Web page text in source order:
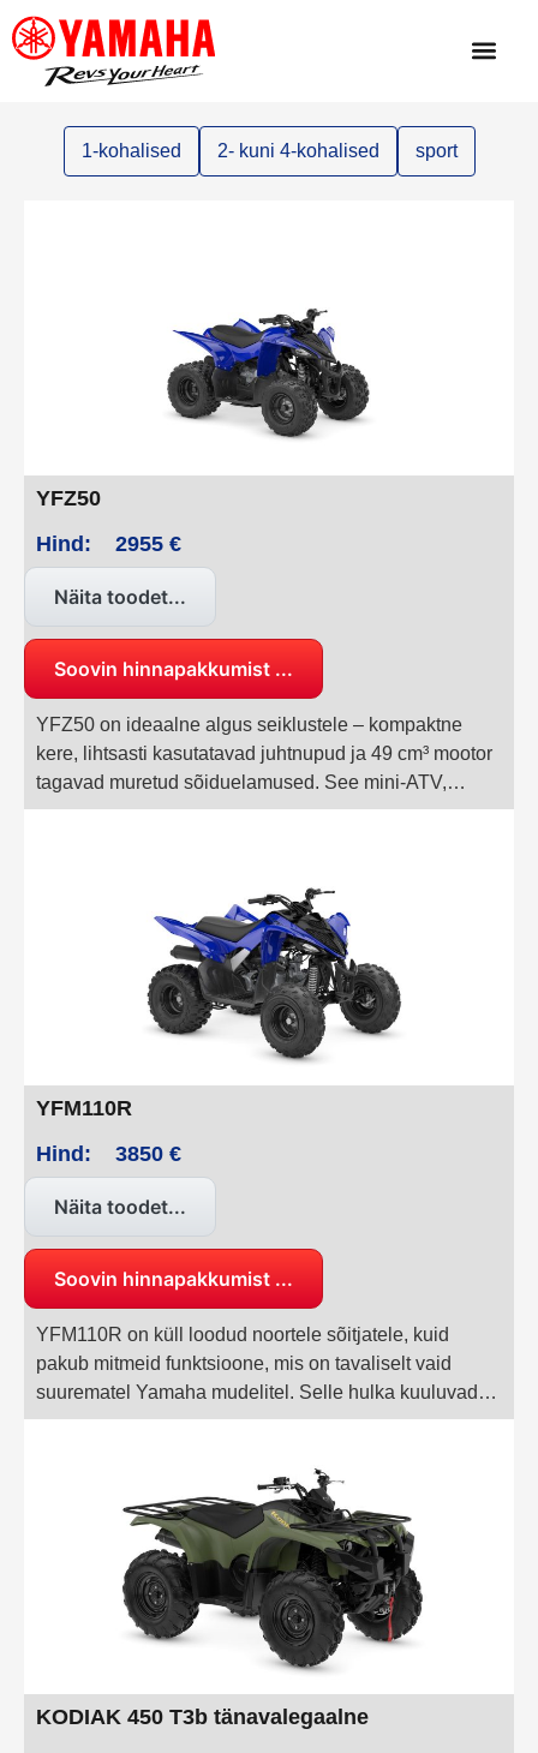
1-kohalised 2- kuni 4-kohalised sport
YFZ50
Hind:
2955 €
Näita toodet...
Soovin hinnapakkumist ...
YFZ50 on ideaalne algus seiklustele – kompaktne
kere, lihtsasti kasutatavad juhtnupud ja 49 cm³ mootor
tagavad muretud sõiduelamused. See mini-ATV,
mõeldud 6–9-aastastele lastele, on loodud pakkuma
YFM110R
Hind:
3850 €
Näita toodet...
Soovin hinnapakkumist ...
YFM110R on küll loodud noortele sõitjatele, kuid
pakub mitmeid funktsioone, mis on tavaliselt vaid
suurematel Yamaha mudelitel. Selle hulka kuuluvad
kahe stantsitud õõtshoovadega sõltumatu
tagades noortele sõitjatele turvalise, sujuva ja lõbusa
sõiduelamuse.
KODIAK 450 T3b tänavalegaalne